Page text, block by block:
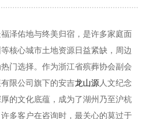
泽佑地与终美归宿，是许多家庭面
核心城市土地资源日益紧缺，周边
门选择。作为浙江省殡葬协会副会
限公司旗下的安吉龙山源人文纪念
的文化底蕴，成为了湖州乃至沪杭
多客户在咨询时，最关心的莫过于